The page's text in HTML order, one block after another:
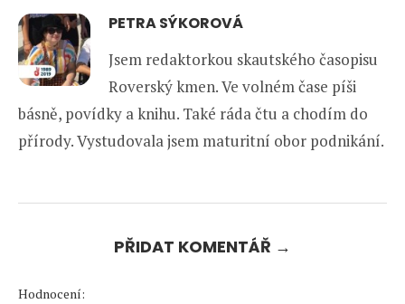
PETRA SÝKOROVÁ
Jsem redaktorkou skautského časopisu
Roverský kmen. Ve volném čase píši
básně, povídky a knihu. Také ráda čtu a chodím do
přírody. Vystudovala jsem maturitní obor podnikání.
PŘIDAT KOMENTÁŘ →
Hodnocení: